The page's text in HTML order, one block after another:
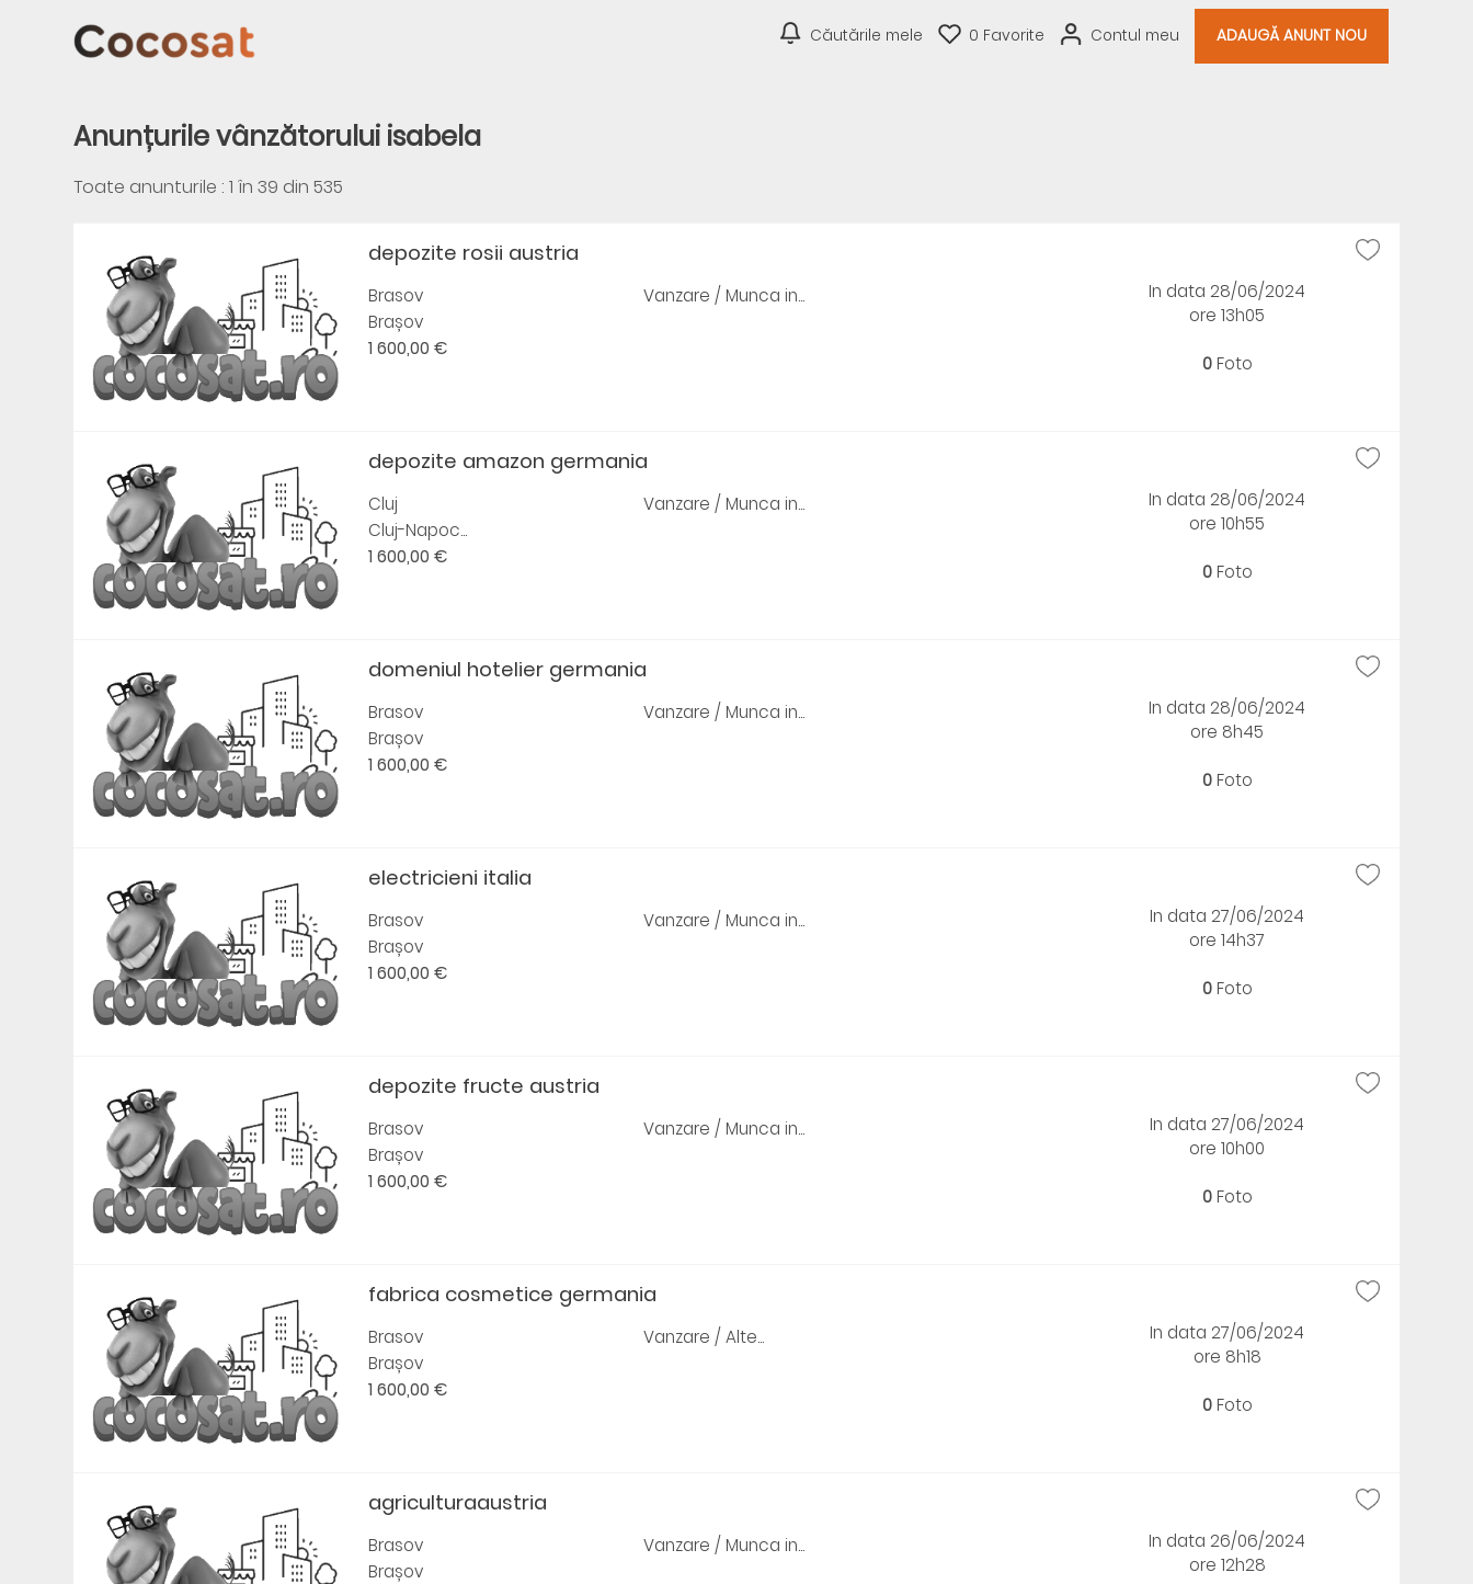
Căutările mele 0 Favorite Contul meu ADAUGĂ ANUNT NOU
Anunțurile vânzătorului isabela
Toate anunturile : 1 în39 din535
depozite rosii austria
Brasov
Brașov
1 600,00 €
Vanzare / Munca in...
In data 28/06/2024
ore 13h05
0Foto
depozite amazon germania
Cluj
Cluj-Napoc...
1 600,00 €
Vanzare / Munca in...
In data 28/06/2024
ore 10h55
0Foto
domeniul hotelier germania
Brasov
Brașov
1 600,00 €
Vanzare / Munca in...
In data 28/06/2024
ore 8h45
0Foto
electricieni italia
Brasov
Brașov
1 600,00 €
Vanzare / Munca in...
In data 27/06/2024
ore 14h37
0Foto
depozite fructe austria
Brasov
Brașov
1 600,00 €
Vanzare / Munca in...
In data 27/06/2024
ore 10h00
0Foto
fabrica cosmetice germania
Brasov
Brașov
1 600,00 €
Vanzare / Alte...
In data 27/06/2024
ore 8h18
0Foto
agriculturaaustria
Brasov
Brașov
Vanzare / Munca in...
In data 26/06/2024
ore 12h28